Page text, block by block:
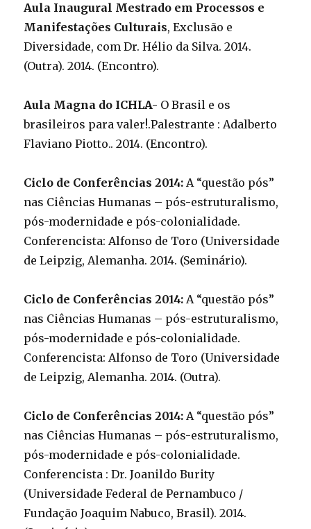
Aula Inaugural Mestrado em Processos e
Manifestações Culturais, Exclusão e
Diversidade, com Dr. Hélio da Silva. 2014.
(Outra). 2014. (Encontro).
Aula Magna do ICHLA- O Brasil e os
brasileiros para valer!.Palestrante : Adalberto
Flaviano Piotto.. 2014. (Encontro).
Ciclo de Conferências 2014: A “questão pós”
nas Ciências Humanas – pós-estruturalismo,
pós-modernidade e pós-colonialidade.
Conferencista: Alfonso de Toro (Universidade
de Leipzig, Alemanha. 2014. (Seminário).
Ciclo de Conferências 2014:A “questão pós”
nas Ciências Humanas – pós-estruturalismo,
pós-modernidade e pós-colonialidade.
Conferencista: Alfonso de Toro (Universidade
de Leipzig, Alemanha. 2014. (Outra).
Ciclo de Conferências 2014:A “questão pós”
nas Ciências Humanas – pós-estruturalismo,
pós-modernidade e pós-colonialidade.
Conferencista : Dr. Joanildo Burity
(Universidade Federal de Pernambuco /
Fundação Joaquim Nabuco, Brasil). 2014.